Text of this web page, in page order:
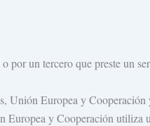
por un tercero que preste un
Unión Europea y Cooperación
Europea y Cooperación utiliza